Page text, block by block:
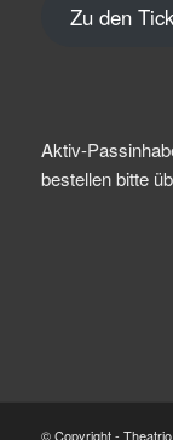
Zu den
Aktiv-
bestellen bitte
© Copyright -